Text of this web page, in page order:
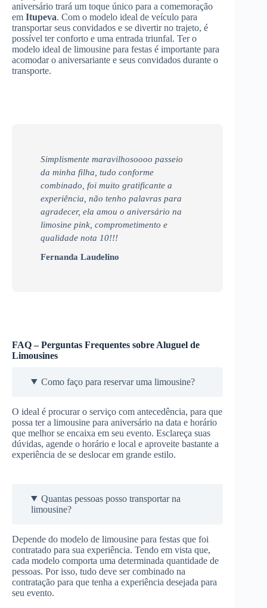
aniversário trará um toque único para a comemoração
em Itupeva. Com o modelo ideal de veículo para
transportar seus convidados e se divertir no trajeto, é
possível ter conforto e uma entrada triunfal. Ter o
modelo ideal de limousine para festas é importante para
acomodar o aniversariante e seus convidados durante o
transporte.
Simplismente maravilhosoooo passeio
da minha filha, tudo conforme
combinado, foi muito gratificante a
experiência, não tenho palavras para
agradecer, ela amou o aniversário na
limosine pink, comprometimento e
qualidade nota 10!!!
Fernanda Laudelino
FAQ – Perguntas Frequentes sobre Aluguel de
Limousines
Como faço para reservar uma limousine?
O ideal é procurar o serviço com antecedência, para que
possa ter a limousine para aniversário na data e horário
que melhor se encaixa em seu evento. Esclareça suas
dúvidas, agende o horário e local e aproveite bastante a
experiência de se deslocar em grande estilo.
Quantas pessoas posso transportar na
limousine?
Depende do modelo de limousine para festas que foi
contratado para sua experiência. Tendo em vista que,
cada modelo comporta uma determinada quantidade de
pessoas. Por isso, tudo deve ser combinado na
contratação para que tenha a experiência desejada para
seu evento.